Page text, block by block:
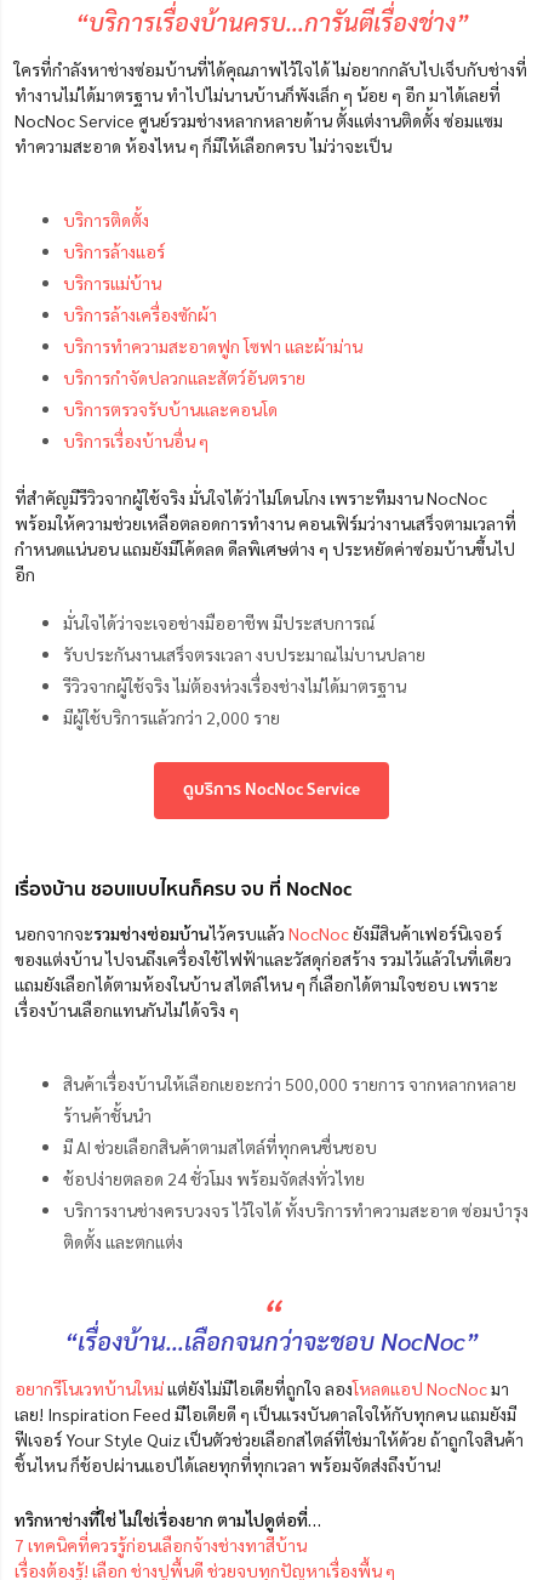
“บริการเรื่องบ้านครบ…การันตีเรื่องช่าง”
ใครที่กำลังหาช่างซ่อมบ้านที่ได้คุณภาพไว้ใจได้ ไม่อยากกลับไปเจ็บกับช่างที่
ทำงานไม่ได้มาตรฐาน ทำไปไม่นานบ้านก็พังเล็ก ๆ น้อย ๆ อีก มาได้เลยที่
NocNoc Service ศูนย์รวมช่างหลากหลายด้าน ตั้งแต่งานติดตั้ง ซ่อมแซม
ทำความสะอาด ห้องไหน ๆ ก็มีให้เลือกครบ ไม่ว่าจะเป็น
บริการติดตั้ง
บริการล้างแอร์
บริการแม่บ้าน
บริการล้างเครื่องซักผ้า
บริการทำความสะอาดฟูก โซฟา และผ้าม่าน
บริการกำจัดปลวกและสัตว์อันตราย
บริการตรวจรับบ้านและคอนโด
บริการเรื่องบ้านอื่น ๆ
ที่สำคัญมีรีวิวจากผู้ใช้จริง มั่นใจได้ว่าไม่โดนโกง เพราะทีมงาน NocNoc
พร้อมให้ความช่วยเหลือตลอดการทำงาน คอนเฟิร์มว่างานเสร็จตามเวลาที่
กำหนดแน่นอน แถมยังมีโค้ดลด ดีลพิเศษต่าง ๆ ประหยัดค่าซ่อมบ้านขึ้นไป
อีก
มั่นใจได้ว่าจะเจอช่างมืออาชีพ มีประสบการณ์
รับประกันงานเสร็จตรงเวลา งบประมาณไม่บานปลาย
รีวิวจากผู้ใช้จริง ไม่ต้องห่วงเรื่องช่างไม่ได้มาตรฐาน
มีผู้ใช้บริการแล้วกว่า 2,000 ราย
ดูบริการ NocNoc Service
เรื่องบ้าน ชอบแบบไหนก็ครบ จบ ที่ NocNoc
นอกจากจะรวมช่างซ่อมบ้านไว้ครบแล้ว NocNocยังมีสินค้าเฟอร์นิเจอร์
ของแต่งบ้าน ไปจนถึงเครื่องใช้ไฟฟ้าและวัสดุก่อสร้าง รวมไว้แล้วในที่เดียว
แถมยังเลือกได้ตามห้องในบ้าน สไตล์ไหน ๆ ก็เลือกได้ตามใจชอบ เพราะ
เรื่องบ้านเลือกแทนกันไม่ได้จริง ๆ
สินค้าเรื่องบ้านให้เลือกเยอะกว่า 500,000 รายการ จากหลากหลาย
ร้านค้าชั้นนำ
มี AI ช่วยเลือกสินค้าตามสไตล์ที่ทุกคนชื่นชอบ
ช้อปง่ายตลอด 24 ชั่วโมง พร้อมจัดส่งทั่วไทย
บริการงานช่างครบวงจร ไว้ใจได้ ทั้งบริการทำความสะอาด ซ่อมบำรุง
ติดตั้ง และตกแต่ง
“
“เรื่องบ้าน…เลือกจนกว่าจะชอบ NocNoc”
อยากรีโนเวทบ้านใหม่แต่ยังไม่มีไอเดียที่ถูกใจ ลองโหลดแอป NocNocมา
เลย! Inspiration Feed มีไอเดียดี ๆ เป็นแรงบันดาลใจให้กับทุกคน แถมยังมี
ฟีเจอร์ Your Style Quiz เป็นตัวช่วยเลือกสไตล์ที่ใช่มาให้ด้วย ถ้าถูกใจสินค้า
ชิ้นไหน ก็ช้อปผ่านแอปได้เลยทุกที่ทุกเวลา พร้อมจัดส่งถึงบ้าน!
ทริกหาช่างที่ใช่ ไม่ใช่เรื่องยาก ตามไปดูต่อที่…
7 เทคนิคที่ควรรู้ก่อนเลือกจ้างช่างทาสีบ้าน
เรื่องต้องรู้! เลือก ช่างปูพื้นดี ช่วยจบทุกปัญหาเรื่องพื้น ๆ